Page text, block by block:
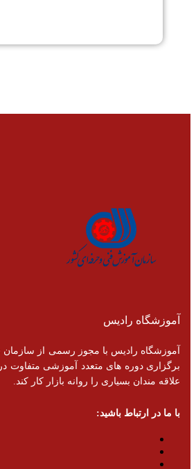
آموزشگاه رادیس
برگزاری دوره های متعدد آموزشی متفاوت در
علاقه مندان بسیاری را روانه بازار کار کند.
با ما در ارتباط باشید: